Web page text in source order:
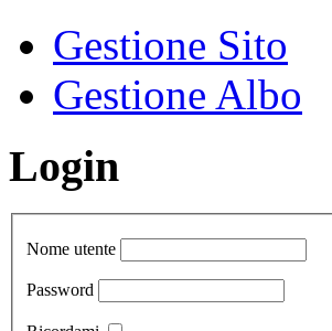
Gestione Sito
Gestione Albo
Login
Nome utente
Password